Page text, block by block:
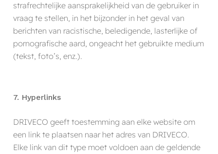
strafrechtelijke aansprakelijkheid van de gebruiker in
vraag te stellen, in het bijzonder in het geval van
berichten van racistische, beledigende, lasterlijke of
pornografische aard, ongeacht het gebruikte medium
(tekst, foto’s, enz.).
7. Hyperlinks
DRIVECO geeft toestemming aan elke website om
een link te plaatsen naar het adres van DRIVECO.
Elke link van dit type moet voldoen aan de geldende